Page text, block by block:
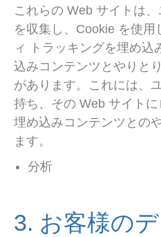
これらの Web サイトは
を収集し、Cookie を使
ィ トラッキングを埋め込
込みコンテンツとやりと
があります。これには、
持ち、その Web サイト
埋め込みコンテンツとの
ます。
分析
3. お客様の